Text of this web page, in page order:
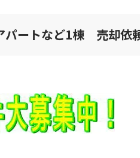
パートなど1棟 売却依